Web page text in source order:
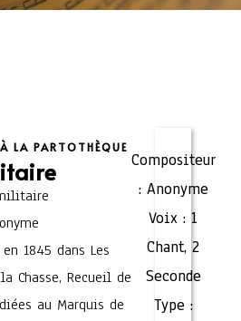
LA PARTOTHÈQUE
1845 dans Les
Chasse, Recueil de
au Marquis de
Compositeur
: Anonyme
Voix : 1
Chant,2
Seconde
Type :